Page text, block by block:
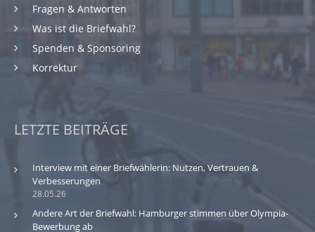
Fragen & Antworten
Was ist die Briefwahl?
Spenden & Sponsoring
Korrektur
LETZTE BEITRÄGE
28.05.26
Interview mit einer Briefwählerin: Nutzen, Vertrauen &
Verbesserungen
Andere Art der Briefwahl: Hamburger stimmen über Olympia-
Bewerbung ab